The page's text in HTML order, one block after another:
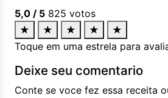
5,0 / 5 825 votos
★
★ ★ ★
★
Toque em uma estrela para
Deixe seu comentario
Conte se voce fez essa receita